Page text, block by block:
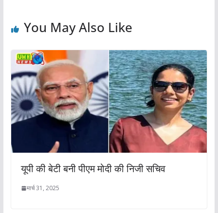
You May Also Like
यूपी की बेटी बनी पीएम मोदी की निजी सचिव
मार्च 31, 2025